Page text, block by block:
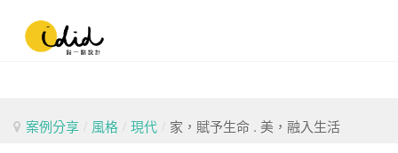
案例分享 / 風格 / 現代 / 家，賦予生命 . 美，融入生活